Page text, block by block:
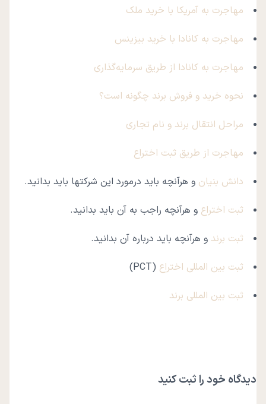
مهاجرت به آمریکا با خرید ملک
مهاجرت به کانادا با خرید بیزینس
مهاجرت به کانادا از طریق سرمایه‌گذاری
نحوه خرید و فروش برند چگونه است؟
مراحل انتقال برند و نام تجاری
مهاجرت از طریق ثبت اختراع
دانش بنیان و هرآنچه باید درمورد این شرکتها باید بدانید.
ثبت اختراع و هرآنچه راجب به آن باید بدانید.
ثبت برند و هرآنچه باید درباره آن بدانید.
ثبت بین المللی اختراع (PCT)
ثبت بین المللی برند
دیدگاه خود را ثبت کنید